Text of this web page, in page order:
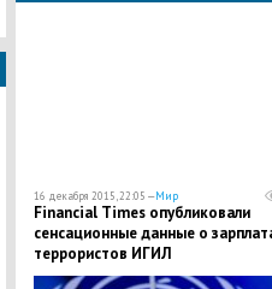
16 декабря 2015, 22:05 —Мир
Financial Times опубликовали
сенсационные данные о
террористов ИГИЛ